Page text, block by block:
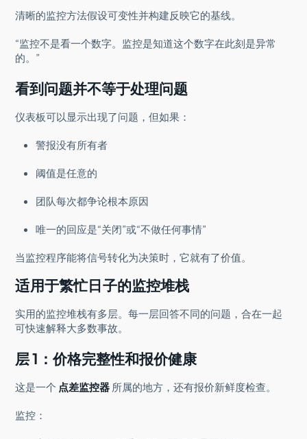
清晰的监控方法假设可变性并构建反映它的基线。
“监控不是看一个数字。监控是知道这个数字在此刻是异常
的。”
看到问题并不等于处理问题
仪表板可以显示出现了问题，但如果：
警报没有所有者
阈值是任意的
团队每次都争论根本原因
唯一的回应是“关闭”或“不做任何事情”
当监控程序能将信号转化为决策时，它就有了价值。
适用于繁忙日子的监控堆栈
实用的监控堆栈有多层。每一层回答不同的问题，合在一起
可快速解释大多数事故。
层 1：价格完整性和报价健康
这是一个 点差监控器 所属的地方，还有报价新鲜度检查。
监控：